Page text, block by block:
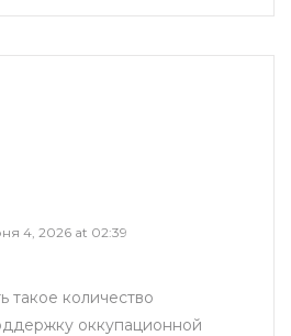
4, 2026 at 02:39
такое количество
оккупационной